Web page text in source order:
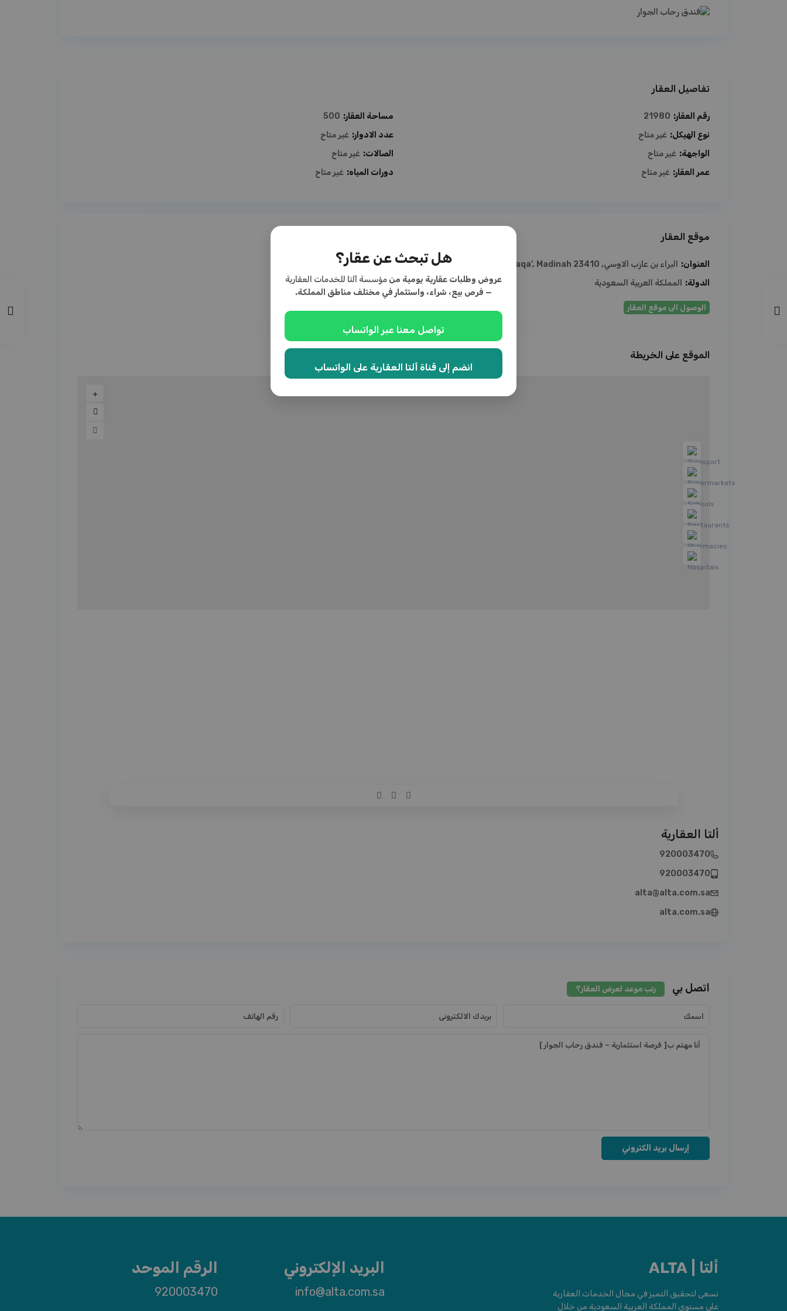
تفاصيل العقار
رقم العقار: 21980 مساحة العقار: 500
نوع الهيكل: غير متاح عدد الادوار: غير متاح
الواجهة: غير متاح الصالات: غير متاح
عمر العقار: غير متاح دورات المياه: غير متاح
موقع العقار
العنوان: البراء بن عازب الاوسي, Al Naqa', Madinah 23410 المدينة: المدينة المنورة
الدولة:
المملكة العربية السعودية
الوصول الى موقع العقار
الموقع على الخريطة
ألتا العقارية
920003470
920003470
alta@alta.com.sa
alta.com.sa
اتصل بي رتب موعد لعرض العقار؟
الرقم الموحد
920003470
البريد الإلكتروني
info@alta.com.sa
ألتا | ALTA
نسعى لتحقيق التميز في مجال الخدمات العقارية
على مستوى المملكة العربية السعودية من خلال
هل تبحث عن عقار؟
عروض وطلبات عقارية يومية من مؤسسة ألتا للخدمات العقارية
— فرص بيع، شراء، واستثمار في مختلف مناطق المملكة.
تواصل معنا عبر الواتساب
انضم إلى قناة ألتا العقارية على الواتساب